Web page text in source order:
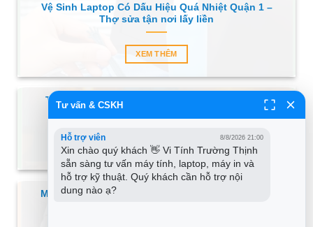
Vệ Sinh Laptop Có Dấu Hiệu Quá Nhiệt Quận 1 –
Thợ sửa tận nơi lấy liền
XEM THÊM
Thủ thuật Máy tính không cài Win 11 do TPM –
XEM THÊM
Macbook Safari tiêu tốn nhiều RAM có phải bình
Tư vấn & CSKH
Hỗ trợ viên 8/8/2026 21:00
Xin chào quý khách 👋 Vi Tính Trường Thịnh
sẵn sàng tư vấn máy tính, laptop, máy in và
hỗ trợ kỹ thuật. Quý khách cần hỗ trợ nội
dung nào ạ?